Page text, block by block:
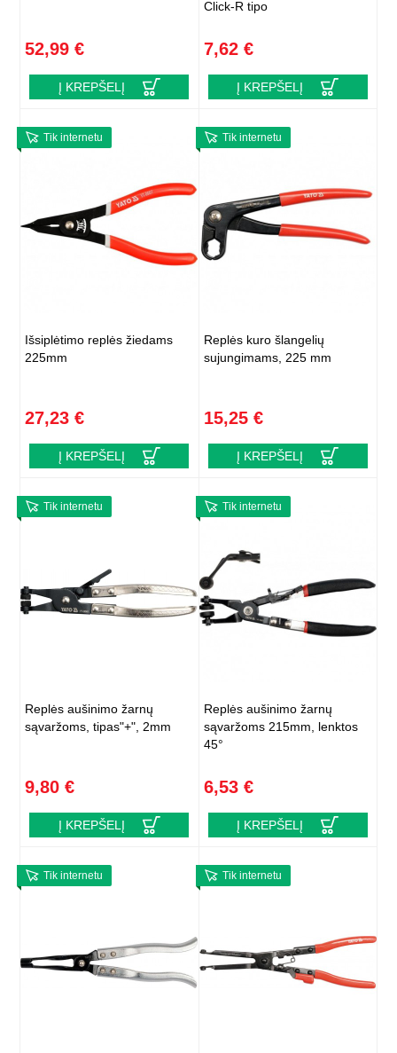
52,99 €
Į KREPŠELĮ
Click-R tipo
7,62 €
Į KREPŠELĮ
Tik internetu
Išsiplėtimo replės žiedams
225mm
27,23 €
Į KREPŠELĮ
Tik internetu
Replės kuro šlangelių
sujungimams, 225 mm
15,25 €
Į KREPŠELĮ
Tik internetu
Replės aušinimo žarnų
sąvaržoms, tipas"+", 2mm
9,80 €
Į KREPŠELĮ
Tik internetu
Replės aušinimo žarnų
sąvaržoms 215mm, lenktos
45°
6,53 €
Į KREPŠELĮ
Tik internetu Tik internetu